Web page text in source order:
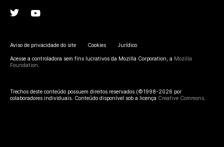
Twitter
Aviso de privacidade do site Cookies Jurídico
Acesse a controladora sem fins lucrativos da Mozilla Corporation, a Mozilla
Foundation
Trechos deste conteúdo possuem direitos reservados (©1998-2026 por
colaboradores individuais. Conteúdo disponível sob a licença Creative Commons